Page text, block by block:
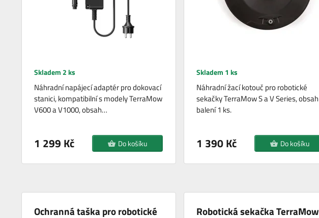
Skladem 2 ks
Náhradní napájecí adaptér pro dokovací
stanici, kompatibilní s modely TerraMow
V600 a V1000, obsah…
1 299 Kč Do košíku
Skladem 1 ks
Náhradní žací kotouč pro robotické
sekačky TerraMow S a V Series, obsah
balení 1 ks.
1 390 Kč Do košíku
Ochranná taška pro robotické
Robotická sekačka TerraMow